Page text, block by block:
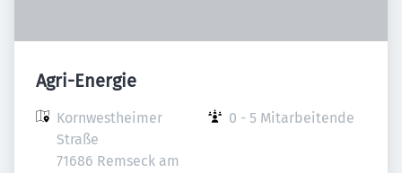
Agri-Energie
Kornwestheimer
Straße
71686 Remseck am
0 - 5 Mitarbeitende